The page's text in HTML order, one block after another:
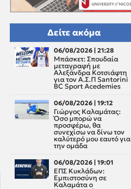
Δείτε ακόμα
06/08/2026 | 21:28
Μπάσκετ: Σπουδαία
μεταγραφή με
Αλεξάνδρα Κοτσιάφτη
για τον A.Σ.Π Santorini
BC Sport Acedemies
06/08/2026 | 19:12
Γιώργος Καλαμάτας:
Όσο μπορώ να
προσφέρω, θα
συνεχίσω να δίνω τον
καλύτερό μου εαυτό για
την ομάδα
06/08/2026 | 19:01
ΕΠΣ Κυκλάδων:
Εμπιστοσύνη σε
Καλαμάτα ο